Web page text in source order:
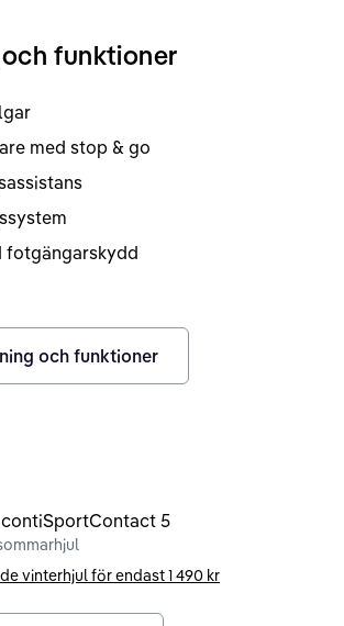
funktioner
med stop & go
fotgängarskydd
och funktioner
5
vinterhjul för endast1 490 kr